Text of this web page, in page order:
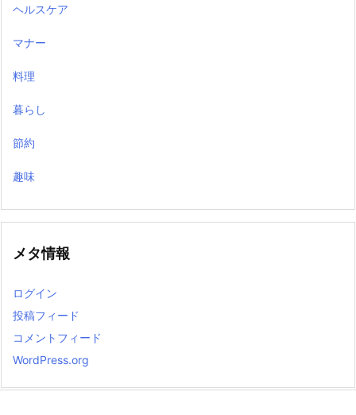
ヘルスケア
マナー
料理
暮らし
節約
趣味
メタ情報
ログイン
投稿フィード
コメントフィード
WordPress.org